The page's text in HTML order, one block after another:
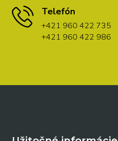
Telefón
+421 960 422 735
+421 960 422 986